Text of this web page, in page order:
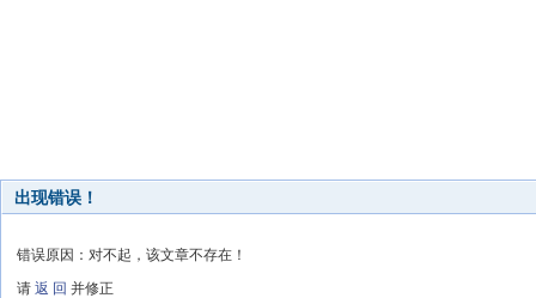
出现错误！
错误原因：对不起，该文章不存在！
请 返 回 并修正